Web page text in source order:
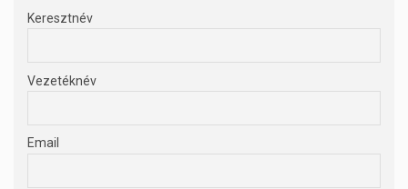
Keresztnév
Vezetéknév
Email